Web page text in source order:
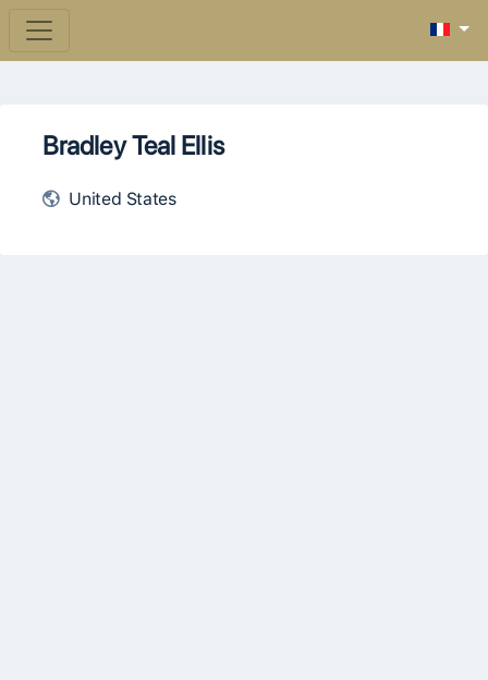
Bradley Teal Ellis
United States